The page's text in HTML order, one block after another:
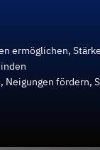
ermöglichen,
Neigungen fördern,